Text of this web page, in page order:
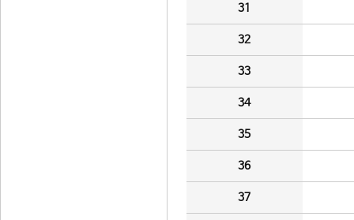
31
32
33
34
35
36
37